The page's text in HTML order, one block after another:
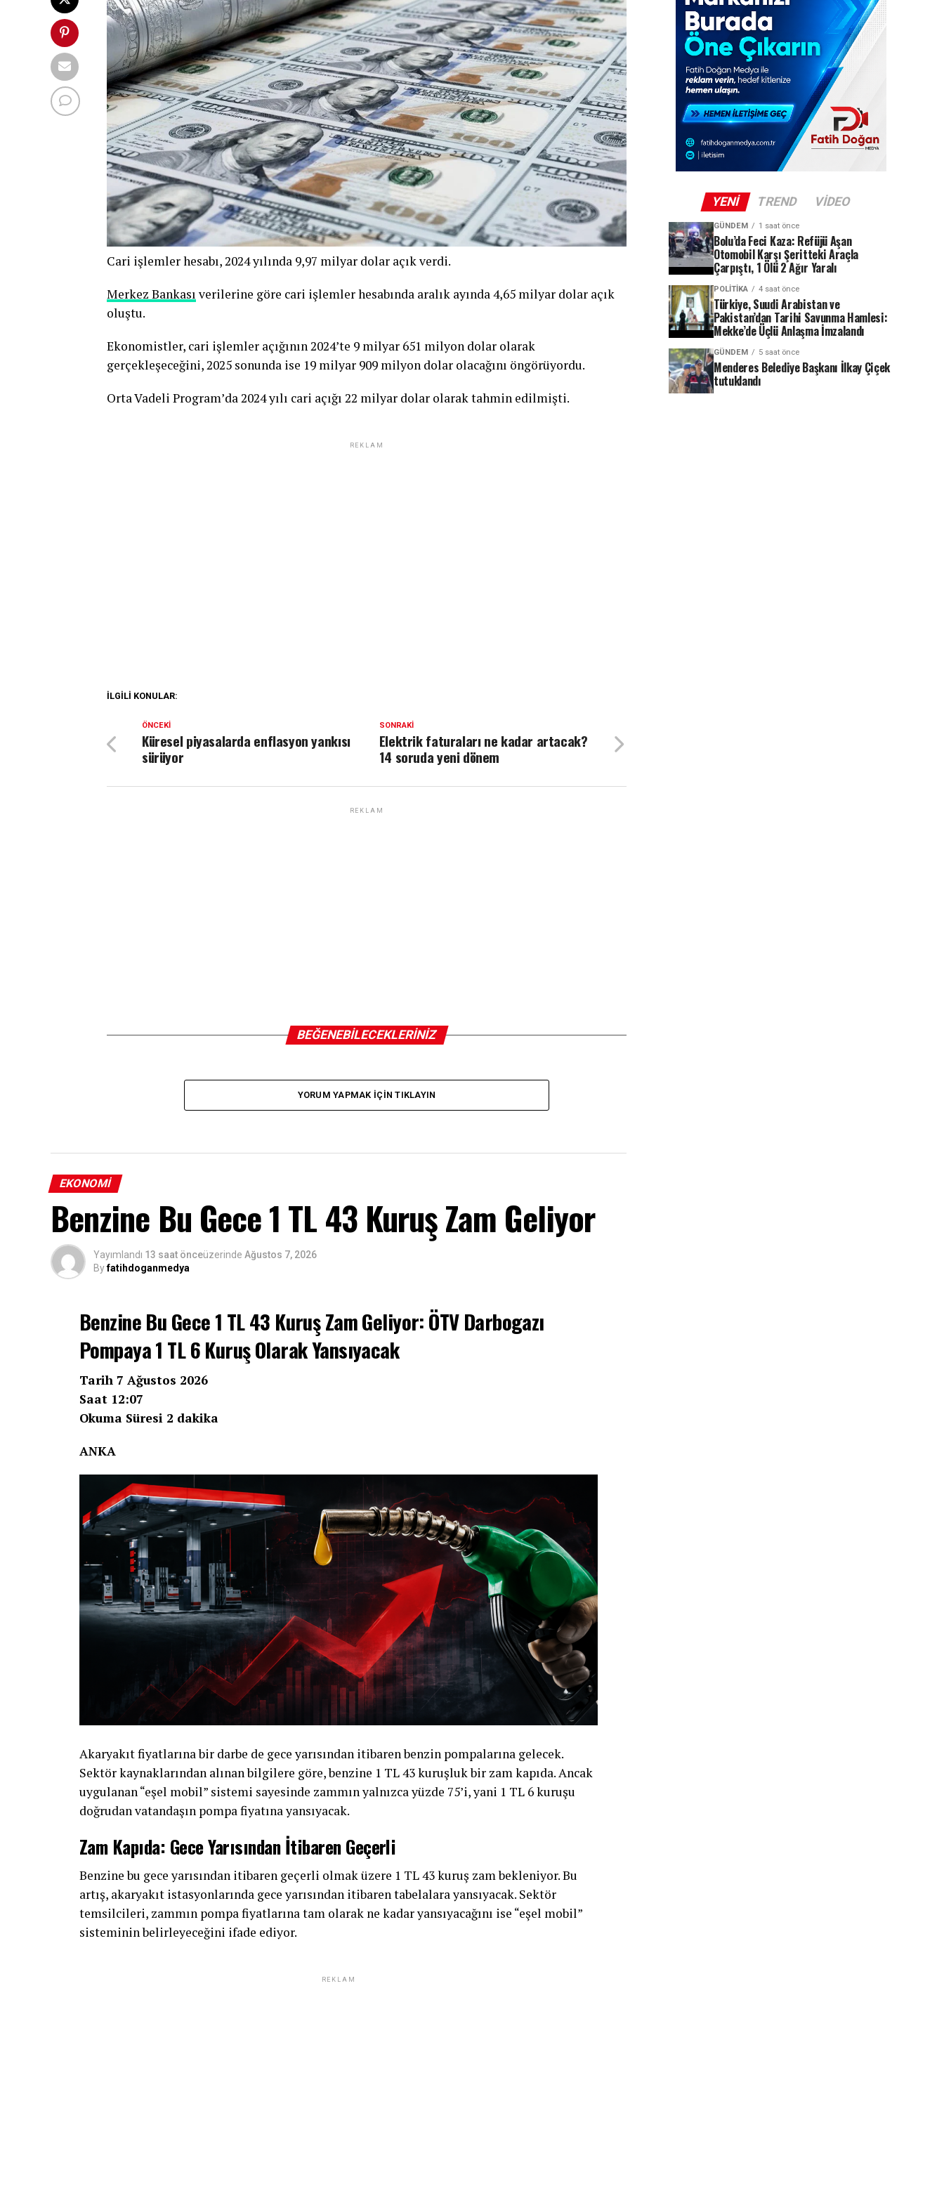
Cari işlemler hesabı, 2024 yılında 9,97 milyar dolar açık verdi.
Merkez Bankası verilerine göre cari işlemler hesabında aralık ayında 4,65 milyar dolar açık
oluştu.
Ekonomistler, cari işlemler açığının 2024’te 9 milyar 651 milyon dolar olarak
gerçekleşeceğini, 2025 sonunda ise 19 milyar 909 milyon dolar olacağını öngörüyordu.
Orta Vadeli Program’da 2024 yılı cari açığı 22 milyar dolar olarak tahmin edilmişti.
REKLAM
İLGILI KONULAR:
SONRAKI
Elektrik faturaları ne kadar artacak?
14 soruda yeni dönem
ÖNCEKI
Küresel piyasalarda enflasyon yankısı
sürüyor
REKLAM
BEĞENEBILECEKLERINIZ
YORUM YAPMAK IÇIN TIKLAYIN
EKONOMI
Benzine Bu Gece 1 TL 43 Kuruş Zam Geliyor
Yayımlandı 13 saat önceüzerinde Ağustos 7, 2026
Byfatihdoganmedya
Benzine Bu Gece 1 TL 43 Kuruş Zam Geliyor: ÖTV Darbogazı
Pompaya 1 TL 6 Kuruş Olarak Yansıyacak
Tarih 7 Ağustos 2026
Saat 12:07
Okuma Süresi 2 dakika
ANKA
Akaryakıt fiyatlarına bir darbe de gece yarısından itibaren benzin pompalarına gelecek.
Sektör kaynaklarından alınan bilgilere göre, benzine 1 TL 43 kuruşluk bir zam kapıda. Ancak
uygulanan “eşel mobil” sistemi sayesinde zammın yalnızca yüzde 75’i, yani 1 TL 6 kuruşu
doğrudan vatandaşın pompa fiyatına yansıyacak.
Zam Kapıda: Gece Yarısından İtibaren Geçerli
Benzine bu gece yarısından itibaren geçerli olmak üzere 1 TL 43 kuruş zam bekleniyor. Bu
artış, akaryakıt istasyonlarında gece yarısından itibaren tabelalara yansıyacak. Sektör
temsilcileri, zammın pompa fiyatlarına tam olarak ne kadar yansıyacağını ise “eşel mobil”
sisteminin belirleyeceğini ifade ediyor.
REKLAM
YENI TREND VIDEO
GÜNDEM 1 saat önce
Bolu’da Feci Kaza: Refüjü Aşan
Otomobil Karşı Şeritteki Araçla
Çarpıştı, 1 Ölü 2 Ağır Yaralı
POLITIKA 4 saat önce
Türkiye, Suudi Arabistan ve
Pakistan’dan Tarihi Savunma Hamlesi:
Mekke’de Üçlü Anlaşma İmzalandı
GÜNDEM 5 saat önce
Menderes Belediye Başkanı İlkay Çiçek
tutuklandı